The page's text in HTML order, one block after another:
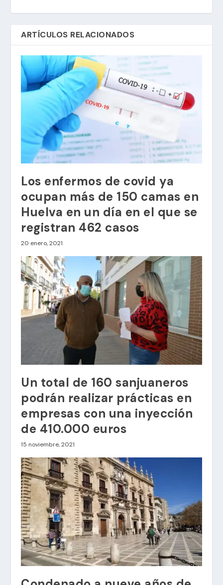
ARTÍCULOS RELACIONADOS
Los enfermos de covid ya
ocupan más de 150 camas en
Huelva en un día en el que se
registran 462 casos
20 enero, 2021
Un total de 160 sanjuaneros
podrán realizar prácticas en
empresas con una inyección
de 410.000 euros
15 noviembre, 2021